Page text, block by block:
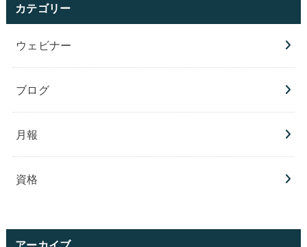
カテゴリー
ウェビナー
ブログ
月報
資格